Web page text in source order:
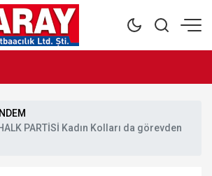
PARTİSİ Kadın Kolları da görevden